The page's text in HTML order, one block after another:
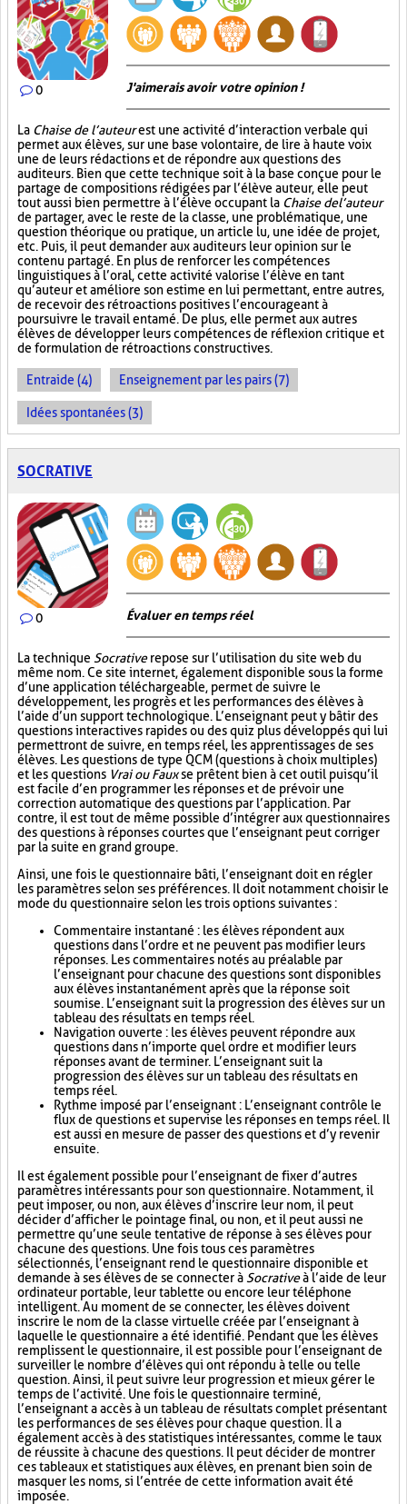
0 J'aimerais avoir votre opinion !
La Chaise de l’auteurest une activité d’interaction verbale qui
permet aux élèves, sur une base volontaire, de lire à haute voix
une de leurs rédactions et de répondre aux questions des
auditeurs. Bien que cette technique soit à la base conçue pour le
partage de compositions rédigées par l’élève auteur, elle peut
tout aussi bien permettre à l’élève occupant la Chaise de l’auteur
de partager, avec le reste de la classe, une problématique, une
question théorique ou pratique, un article lu, une idée de projet,
etc. Puis, il peut demander aux auditeurs leur opinion sur le
contenu partagé. En plus de renforcer les compétences
linguistiques à l’oral, cette activité valorise l’élève en tant
qu’auteur et améliore son estime en lui permettant, entre autres,
de recevoir des rétroactions positives l’encourageant à
poursuivre le travail entamé. De plus, elle permet aux autres
élèves de développer leurs compétences de réflexion critique et
de formulation de rétroactions constructives.
Entraide (4) Enseignement par les pairs (7)
Idées spontanées (3)
SOCRATIVE
0 Évaluer en temps réel
La technique Socrativerepose sur l’utilisation du site web du
même nom. Ce site internet, également disponible sous la forme
d’une application téléchargeable, permet de suivre le
développement, les progrès et les performances des élèves à
l’aide d’un support technologique. L’enseignant peut y bâtir des
questions interactives rapides ou des quiz plus développés qui lui
permettront de suivre, en temps réel, les apprentissages de ses
élèves. Les questions de type QCM (questions à choix multiples)
et les questions Vrai ou Fauxse prêtent bien à cet outil puisqu’il
est facile d’en programmer les réponses et de prévoir une
correction automatique des questions par l’application. Par
contre, il est tout de même possible d’intégrer aux questionnaires
des questions à réponses courtes que l’enseignant peut corriger
par la suite en grand groupe.
Ainsi, une fois le questionnaire bâti, l’enseignant doit en régler
les paramètres selon ses préférences. Il doit notamment choisir le
mode du questionnaire selon les trois options suivantes :
Commentaire instantané : les élèves répondent aux
questions dans l’ordre et ne peuvent pas modifier leurs
réponses. Les commentaires notés au préalable par
l’enseignant pour chacune des questions sont disponibles
aux élèves instantanément après que la réponse soit
soumise. L’enseignant suit la progression des élèves sur un
tableau des résultats en temps réel.
Navigation ouverte : les élèves peuvent répondre aux
questions dans n’importe quel ordre et modifier leurs
réponses avant de terminer. L’enseignant suit la
progression des élèves sur un tableau des résultats en
temps réel.
Rythme imposé par l’enseignant : L’enseignant contrôle le
flux de questions et supervise les réponses en temps réel. Il
est aussi en mesure de passer des questions et d’y revenir
ensuite.
Il est également possible pour l’enseignant de fixer d’autres
paramètres intéressants pour son questionnaire. Notamment, il
peut imposer, ou non, aux élèves d’inscrire leur nom, il peut
décider d’afficher le pointage final, ou non, et il peut aussi ne
permettre qu’une seule tentative de réponse à ses élèves pour
chacune des questions. Une fois tous ces paramètres
sélectionnés, l’enseignant rend le questionnaire disponible et
demande à ses élèves de se connecter à Socrativeà l’aide de leur
ordinateur portable, leur tablette ou encore leur téléphone
intelligent. Au moment de se connecter, les élèves doivent
inscrire le nom de la classe virtuelle créée par l’enseignant à
laquelle le questionnaire a été identifié. Pendant que les élèves
remplissent le questionnaire, il est possible pour l’enseignant de
surveiller le nombre d’élèves qui ont répondu à telle ou telle
question. Ainsi, il peut suivre leur progression et mieux gérer le
temps de l’activité. Une fois le questionnaire terminé,
l’enseignant a accès à un tableau de résultats complet présentant
les performances de ses élèves pour chaque question. Il a
également accès à des statistiques intéressantes, comme le taux
de réussite à chacune des questions. Il peut décider de montrer
ces tableaux et statistiques aux élèves, en prenant bien soin de
masquer les noms, si l’entrée de cette information avait été
imposée.